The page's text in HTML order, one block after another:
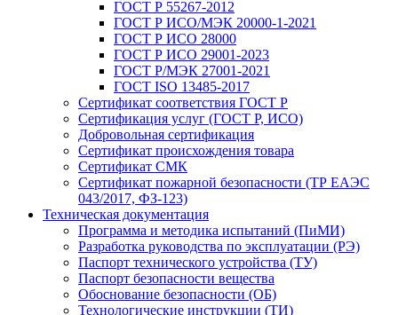
ГОСТ Р 55267-2012
ГОСТ Р ИСО/МЭК 20000-1-2021
ГОСТ Р ИСО 28000
ГОСТ Р ИСО 29001-2023
ГОСТ Р/МЭК 27001-2021
ГОСТ ISO 13485-2017
Сертификат соответствия ГОСТ Р
Сертификация услуг (ГОСТ Р, ИСО)
Добровольная сертификация
Сертификат происхождения товара
Сертификат СМК
Сертификат пожарной безопасности (ТР ЕАЭС
043/2017, ФЗ-123)
Техническая документация
Программа и методика испытаний (ПиМИ)
Разработка руководства по эксплуатации (РЭ)
Паспорт технического устройства (ТУ)
Паспорт безопасности вещества
Обоснование безопасности (ОБ)
Технологические инструкции (ТИ)